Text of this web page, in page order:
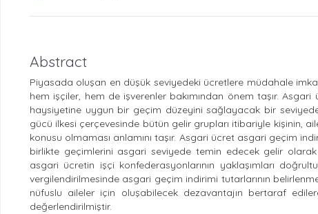
Abstract
Piyasada oluşan en düşük seviyedeki ücretlere müdahale
hem işçiler, hem de işverenler bakımından önem taşır.
haysiyetine uygun bir geçim düzeyini sağlayacak bir
gücü ilkesi çerçevesinde bütün gelir grupları itibariyle kişinin,
konusu olmaması anlamını taşır. Asgari ücret asgari geçim
birlikte geçimlerini asgari seviyede temin edecek gelir
asgari ücretin işçi konfederasyonlarının yaklaşımları
vergilendirilmesinde asgari geçim indirimi tutarlarının
nüfuslu aileler için oluşabilecek dezavantajın bertaraf
değerlendirilmiştir.